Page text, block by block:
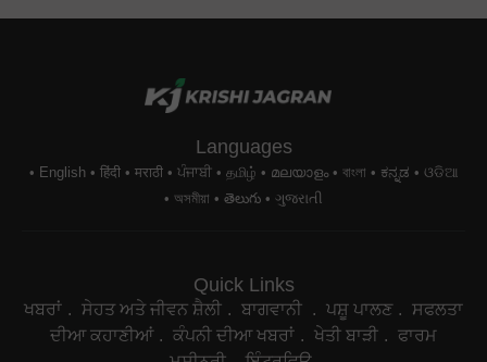
Languages
English हिंदी मराठी ਪੰਜਾਬੀ தமிழ் മലയാളം বাংলা ಕನ್ನಡ
ଓଡିଆ
অসমীয়া
తెలుగు ગુજરાતી
Quick Links
ਖਬਰਾਂ ਸੇਹਤ ਅਤੇ ਜੀਵਨ ਸ਼ੈਲੀ ਬਾਗਵਾਨੀ ਪਸ਼ੂ ਪਾਲਣ
ਸਫਲਤਾ
ਦੀਆ ਕਹਾਣੀਆਂ
ਕੰਪਨੀ ਦੀਆ ਖਬਰਾਂ ਖੇਤੀ ਬਾੜੀ
ਫਾਰਮ